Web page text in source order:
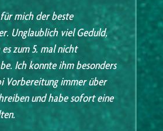
mich der beste
Unglaublich viel Geduld,
zum 5. mal nicht
Ich konnte ihm besonders
Vorbereitung immer über
und habe sofort eine